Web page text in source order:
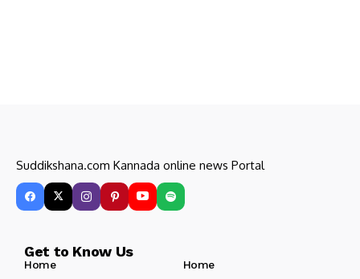
Suddikshana.com Kannada online news Portal
Get to Know Us
Home
Home